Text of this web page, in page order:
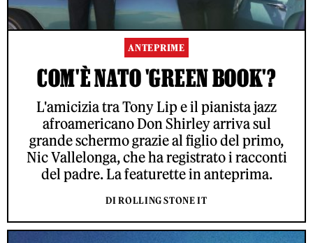
ANTEPRIME
COM'È NATO 'GREEN BOOK'?
L'amicizia tra Tony Lip e il pianista jazz
afroamericano Don Shirley arriva sul
grande schermo grazie al figlio del primo,
Nic Vallelonga, che ha registrato i racconti
del padre. La featurette in anteprima.
DI ROLLING STONE IT